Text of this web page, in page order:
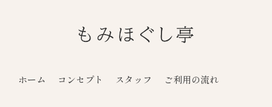
ホーム コンセプト スタッフ ご利用の流れ